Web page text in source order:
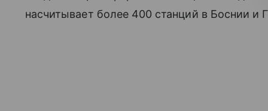
насчитывает более 400 станций в Боснии и